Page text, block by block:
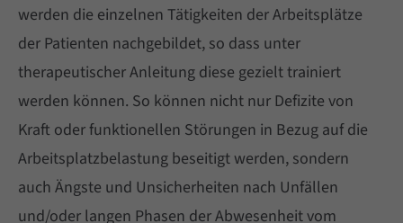
werden die einzelnen Tätigkeiten der Arbeitsplätze
der Patienten nachgebildet, so dass unter
therapeutischer Anleitung diese gezielt trainiert
werden können. So können nicht nur Defizite von
Kraft oder funktionellen Störungen in Bezug auf die
Arbeitsplatzbelastung beseitigt werden, sondern
auch Ängste und Unsicherheiten nach Unfällen
und/oder langen Phasen der Abwesenheit vom